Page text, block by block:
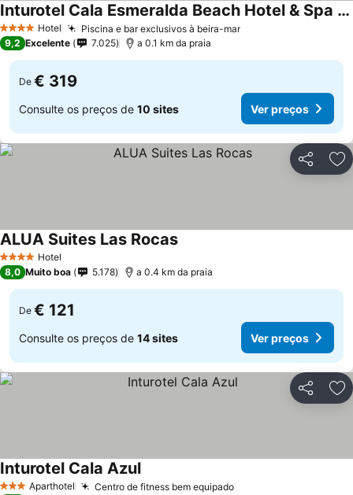
4 EstrelasHotel Piscina e bar exclusivos à beira-mar
Inturotel Cala Esmeralda Beach Hotel & Spa - Adults Only
9,2 Excelente 7.025 a 0.1 km da praia
De € 319
Consulte os preços de 10 sites Ver preços
Partilhar
4 EstrelasHotel
ALUA Suites Las Rocas
8,0 Muito boa 5.178 a 0.4 km da praia
De € 121
Consulte os preços de 14 sites Ver preços
Partilhar
3 EstrelasAparthotel Centro de fitness bem equipado
Inturotel Cala Azul